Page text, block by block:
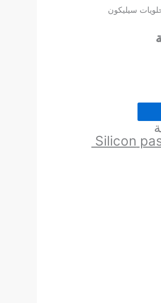
سيليكون
Silicon